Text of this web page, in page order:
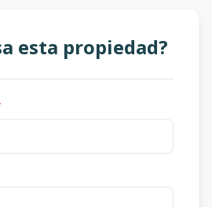
esta propiedad?